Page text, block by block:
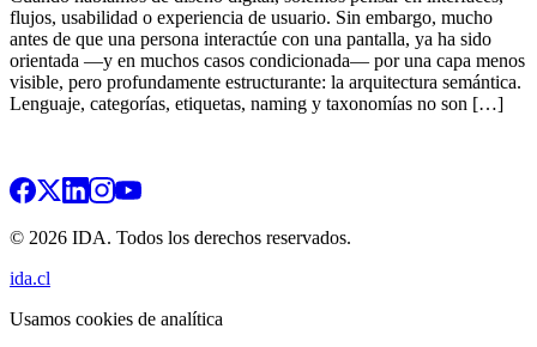
flujos, usabilidad o experiencia de usuario. Sin embargo, mucho
antes de que una persona interactúe con una pantalla, ya ha sido
orientada —y en muchos casos condicionada— por una capa menos
visible, pero profundamente estructurante: la arquitectura semántica.
Lenguaje, categorías, etiquetas, naming y taxonomías no son […]
© 2026 IDA. Todos los derechos reservados.
ida.cl
Usamos cookies de analítica